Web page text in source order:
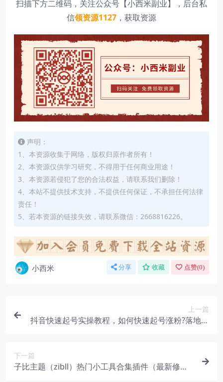
扫描下方二维码，关注公众号【小西米副业】，后台私
信领资源1127 ，获取资源
声明：
1、本资源收集于网络，版权归原作者所有！
2、本资源仅供学习研究，不得用于任何商业用途！
3、本资源若侵犯了您的合法权益，请联系我们删除！
4、本站不提供技术支持，不提供任何保证，不承担任何法律
责任！
5、若本资源的链接失效，请联系微信：2668816226。
小西米 分享 收藏 点赞(0)
上一篇
抖音快速起号实操教程，如何快速起号涨粉?落地实
下一篇
子比主题（zibll）热门小工具合集插件（最新修复